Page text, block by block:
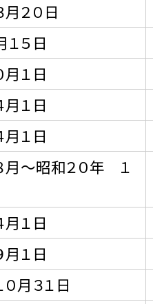
２０日
５日
１日
１日
１日
〜昭和２０年 １
１日
１日
月３１日